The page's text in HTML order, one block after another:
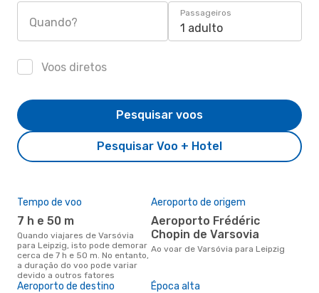
Quando?
Passageiros
1 adulto
Voos diretos
Pesquisar Voo + Hotel
Pesquisar voos
Tempo de voo
7 h e 50 m
Quando viajares de Varsóvia
para Leipzig, isto pode demorar
cerca de 7 h e 50 m. No entanto,
a duração do voo pode variar
devido a outros fatores
Aeroporto de origem
Aeroporto Frédéric
Chopin de Varsovia
Ao voar de Varsóvia para Leipzig
Aeroporto de destino Época alta